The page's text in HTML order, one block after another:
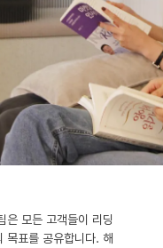
은 모든 고객들이 리딩
목표를 공유합니다. 해